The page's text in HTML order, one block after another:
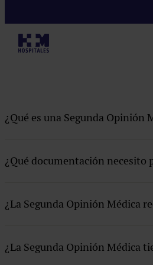
Donación de sangre
International patient
¿Qué es una Segunda Opinión
¿Qué documentación necesito
¿La Segunda Opinión Médica
¿La Segunda Opinión Médica